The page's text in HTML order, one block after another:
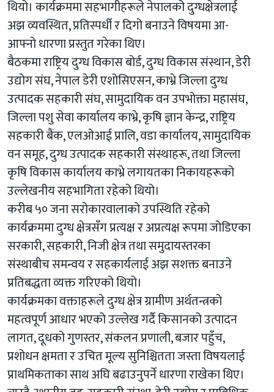
थियो। कार्यक्रममा सहभागीहरूले नेपालको दुग्धक्षेत्रलाई
अझ व्यवस्थित, प्रतिस्पर्धी र दिगो बनाउने विषयमा आ-
आफ्नो धारणा प्रस्तुत गरेका थिए।
बैठकमा राष्ट्रिय दुग्ध विकास बोर्ड, दुग्ध विकास संस्थान, डेरी
उद्योग संघ, नेपाल डेरी एशोसिएसन, काभ्रे जिल्ला दुग्ध
उत्पादक सहकारी संघ, सामुदायिक वन उपभोक्ता महासंघ,
जिल्ला पशु सेवा कार्यालय काभ्रे, कृषि ज्ञान केन्द्र, राष्ट्रिय
सहकारी बैंक, एलओआई प्रालि, वडा कार्यालय, सामुदायिक
वन समूह, दुग्ध उत्पादक सहकारी संस्थाहरू, तथा जिल्ला
कृषि विकास कार्यालय काभ्रे लगायतका निकायहरूको
उल्लेखनीय सहभागिता रहेको थियो।
करीब ५० जना सरोकारवालाको उपस्थिति रहेको
कार्यक्रममा दुग्ध क्षेत्रसँग प्रत्यक्ष र अप्रत्यक्ष रूपमा जोडिएका
सरकारी, सहकारी, निजी क्षेत्र तथा समुदायस्तरका
संस्थाबीच समन्वय र सहकार्यलाई अझ सशक्त बनाउने
प्रतिबद्धता व्यक्त गरिएको थियो।
कार्यक्रमका वक्ताहरूले दुग्ध क्षेत्र ग्रामीण अर्थतन्त्रको
महत्वपूर्ण आधार भएको उल्लेख गर्दै किसानको उत्पादन
लागत, दूधको गुणस्तर, संकलन प्रणाली, बजार पहुँच,
प्रशोधन क्षमता र उचित मूल्य सुनिश्चितता जस्ता विषयलाई
प्राथमिकताका साथ अघि बढाउनुपर्ने धारणा राखेका थिए।